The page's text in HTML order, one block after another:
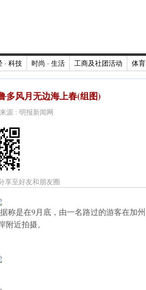
· 科技 时尚 · 生活 工商及社团活动 体育
多风月无边海上春(组图)
源 : 明报新闻网
享至好友和朋友圈
称是在9月底，由一名路过的游客在加州
附近拍摄。